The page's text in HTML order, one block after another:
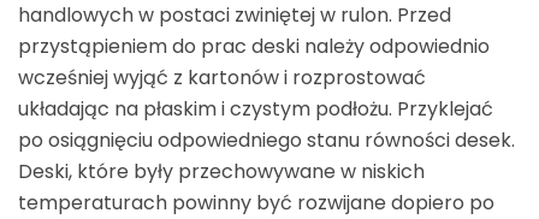
handlowych w postaci zwiniętej w rulon. Przed
przystąpieniem do prac deski należy odpowiednio
wcześniej wyjąć z kartonów i rozprostować
układając na płaskim i czystym podłożu. Przyklejać
po osiągnięciu odpowiedniego stanu równości desek.
Deski, które były przechowywane w niskich
temperaturach powinny być rozwijane dopiero po